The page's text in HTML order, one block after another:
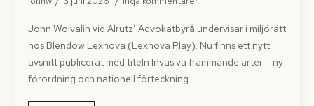
John Woivalin vid Alrutz’ Advokatbyrå undervisar i miljörätt
hos Blendow Lexnova (Lexnova Play). Nu finns ett nytt
avsnitt publicerat med titeln Invasiva främmande arter – ny
förordning och nationell förteckning.…